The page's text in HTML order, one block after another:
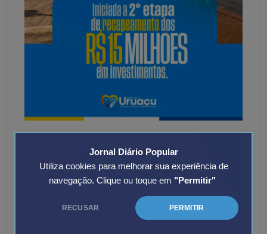
Jornal Diário Popular
Utiliza cookies para melhorar sua experiência de
navegação. Clique ou toque em "Permitir"
RECUSAR PERMITIR